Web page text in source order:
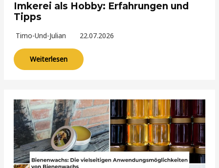
Imkerei als Hobby: Erfahrungen und
Tipps
Timo-Und-Julian 22.07.2026
Weiterlesen